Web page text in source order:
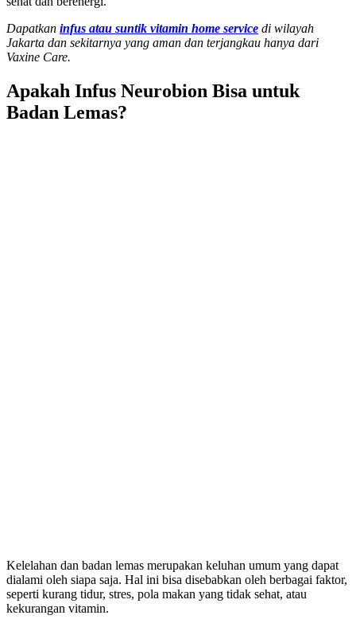
Dapatkan infus atau suntik vitamin home service di wilayah
Jakarta dan sekitarnya yang aman dan terjangkau hanya dari
Vaxine Care.
Apakah Infus Neurobion Bisa untuk
Badan Lemas?
Kelelahan dan badan lemas merupakan keluhan umum yang dapat
dialami oleh siapa saja. Hal ini bisa disebabkan oleh berbagai faktor,
seperti kurang tidur, stres, pola makan yang tidak sehat, atau
kekurangan vitamin.